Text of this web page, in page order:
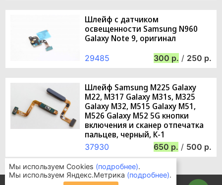
Шлейф с датчиком
освещенности Samsung N960
Galaxy Note 9, оригинал
29485 300 / 250
Шлейф Samsung M225 Galaxy
M22, M317 Galaxy M31s, M325
Galaxy M32, M515 Galaxy M51,
M526 Galaxy M52 5G кнопки
включения и сканер отпечатка
пальцев, черный, К-1
37930 650 / 500
Мы используем Cookies (подробнее).
Мы используем Яндекс.Метрика (подробнее).